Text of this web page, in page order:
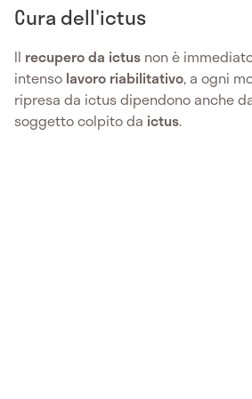
Cura dell'ictus
Il recupero da ictus non è
intenso lavoro riabilitativo, a ogni
ripresa da ictus dipendono anche
soggetto colpito da ictus.